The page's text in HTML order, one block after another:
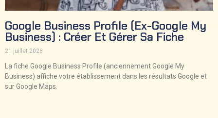
Google Business Profile (ex-Google My
Business) : Créer Et Gérer Sa Fiche
21 juillet 2026
La fiche Google Business Profile (anciennement Google My
Business) affiche votre établissement dans les résultats Google et
sur Google Maps.